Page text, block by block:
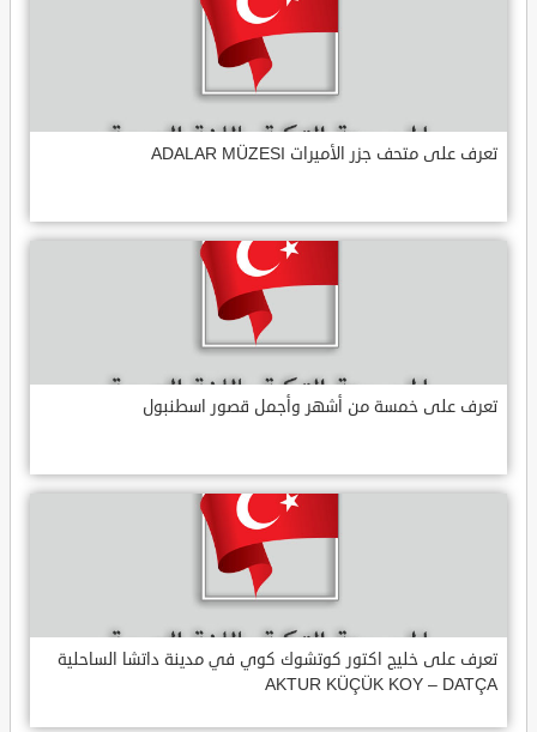
تعرف على متحف جزر الأميرات ADALAR MÜZESI
تعرف على خمسة من أشهر وأجمل قصور اسطنبول
تعرف على خليج اكتور كوتشوك كوي في مدينة داتشا الساحلية
AKTUR KÜÇÜK KOY – DATÇA